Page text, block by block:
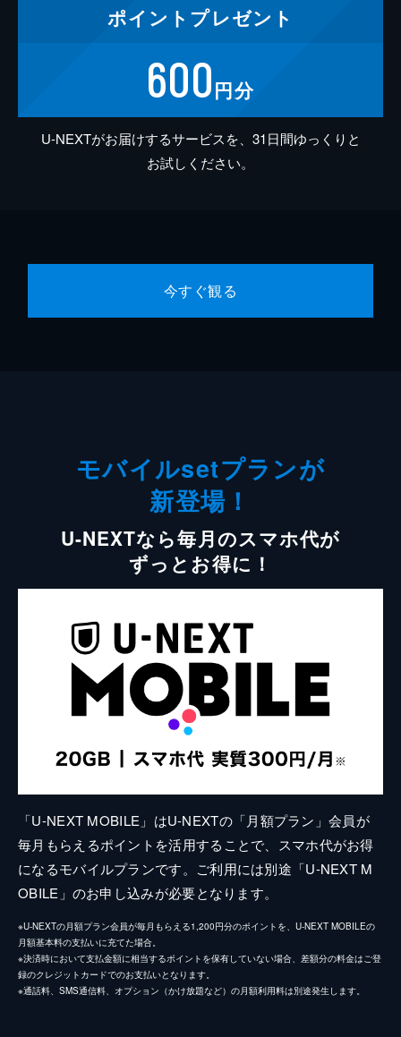
ポイント プレゼント
600円分
U-NEXTがお届けするサービスを、31日間ゆっくりと
お試しください。
今すぐ観る
モバイルsetプランが
新登場！
U-NEXTなら毎月のスマホ代が
ずっとお得に！
「U-NEXT MOBILE」はU-NEXTの「月額プラン」会員が
毎月もらえるポイントを活用することで、スマホ代がお得
になるモバイルプランです。ご利用には別途「U-NEXT M
OBILE」のお申し込みが必要となります。
※U-NEXTの月額プラン会員が毎月もらえる1,200円分のポイントを、U-NEXT MOBILEの
月額基本料の支払いに充てた場合。
※決済時において支払金額に相当するポイントを保有していない場合、差額分の料金はご登
録のクレジットカードでのお支払いとなります。
※通話料、SMS通信料、オプション（かけ放題など）の月額利用料は別途発生します。